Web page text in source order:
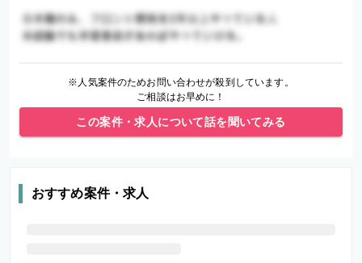
※人気案件のためお問い合わせが殺到しています。
ご相談はお早めに！
この案件・求人について話を聞いてみる
おすすめ案件・求人